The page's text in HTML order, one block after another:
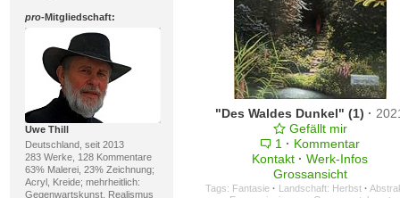
pro-Mitgliedschaft:
Uwe Thill
Deutschland, seit 2013
283 Werke, 128 Kommentare
63% Malerei, 23% Zeichnung;
Acryl, Kreide; mehrheitlich:
Gegenwartskunst, Realismus
"Des Waldes Dunkel" (1) ·
Gefällt mir
1 · Kommentar
Kontakt · Werk-Infos
Grossansicht
Tags: Fantasie · Landschaft: Herbst ·